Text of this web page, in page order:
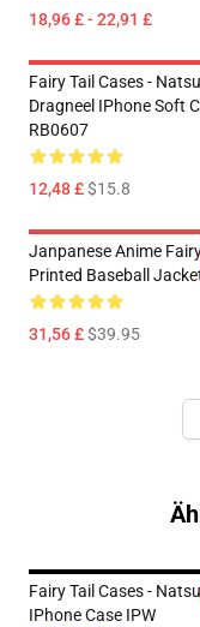
18,96 £ - 22,91 £
Fairy Tail Cases - Natsu
Dragneel IPhone Soft
RB0607
12,48 £$15.8
Janpanese Anime
Printed Baseball
31,56 £$39.95
Fairy Tail Cases -
IPhone Case IPW